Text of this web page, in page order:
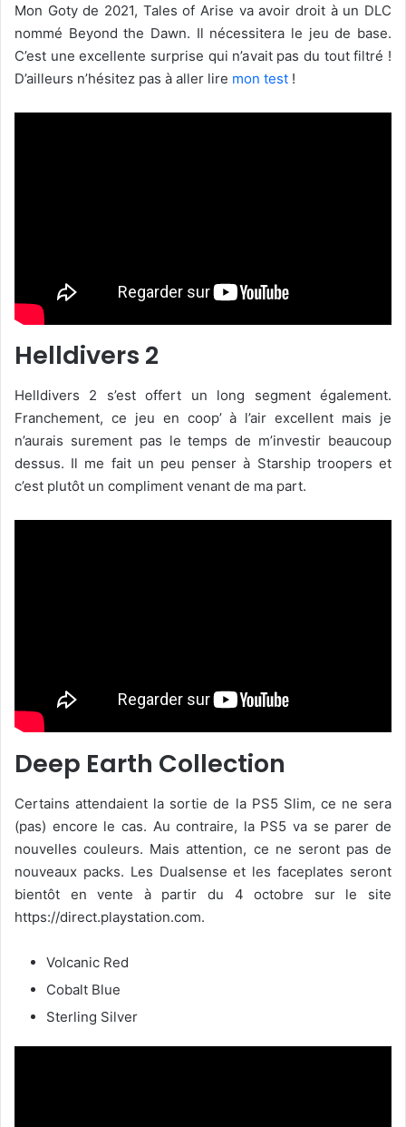
Mon Goty de 2021, Tales of Arise va avoir droit à un DLC
nommé Beyond the Dawn. Il nécessitera le jeu de base.
C’est une excellente surprise qui n’avait pas du tout filtré !
D’ailleurs n’hésitez pas à aller lire mon test !
Helldivers 2
Helldivers 2 s’est offert un long segment également.
Franchement, ce jeu en coop’ à l’air excellent mais je
n’aurais surement pas le temps de m’investir beaucoup
dessus. Il me fait un peu penser à Starship troopers et
c’est plutôt un compliment venant de ma part.
Deep Earth Collection
Certains attendaient la sortie de la PS5 Slim, ce ne sera
(pas) encore le cas. Au contraire, la PS5 va se parer de
nouvelles couleurs. Mais attention, ce ne seront pas de
nouveaux packs. Les Dualsense et les faceplates seront
bientôt en vente à partir du 4 octobre sur le site
https://direct.playstation.com.
Volcanic Red
Cobalt Blue
Sterling Silver